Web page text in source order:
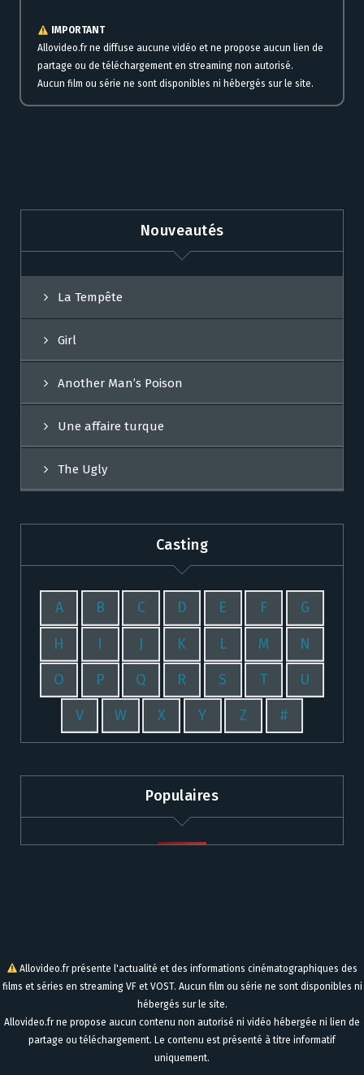
IMPORTANT
Allovideo.fr ne diffuse aucune vidéo et ne propose aucun lien de
partage ou de téléchargement en streaming non autorisé.
Aucun film ou série ne sont disponibles ni hébergés sur le site.
Nouveautés
La Tempête
Girl
Another Man’s Poison
Une affaire turque
The Ugly
Casting
A B C D E F G
H I J K L M N
O P Q R S T U
V W X Y Z #
Populaires
Allovideo.fr présente l'actualité et des informations cinématographiques des
films et séries en streaming VF et VOST. Aucun film ou série ne sont disponibles ni
hébergés sur le site.
Allovideo.fr ne propose aucun contenu non autorisé ni vidéo hébergée ni lien de
partage ou téléchargement. Le contenu est présenté à titre informatif
uniquement.